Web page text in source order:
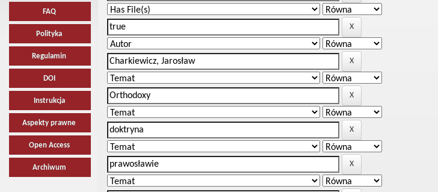
FAQ
Polityka
Regulamin
DOI
Instrukcja
Aspekty prawne
Open Access
Archiwum